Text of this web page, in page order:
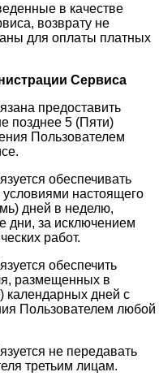
в качестве
возврату не
для оплаты платных
Сервиса
предоставить
позднее 5 (Пяти)
Пользователем
обеспечивать
условиями настоящего
дней в неделю,
дни, за исключением
работ.
обеспечить
размещенных в
календарных дней с
Пользователем любой
не передавать
третьим лицам.